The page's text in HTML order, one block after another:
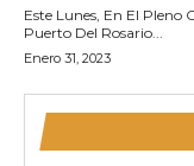
Este Lunes, En El
Puerto Del Rosario...
Enero 31, 2023